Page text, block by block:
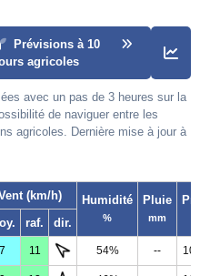
Prévisions à 10
agricoles
avec un pas de 3 heures sur la
de naviguer entre les
agricoles. Dernière mise à jour à
(km/h) Humidité
%
Pluie
mm
raf. dir.
7 11 54% --